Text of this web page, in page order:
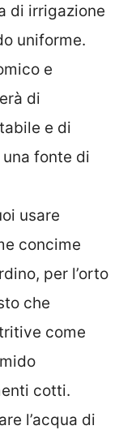
di irrigazione
uniforme.
e
di
e di
fonte di
usare
concime
per l’orto
che
come
cotti.
l’acqua di